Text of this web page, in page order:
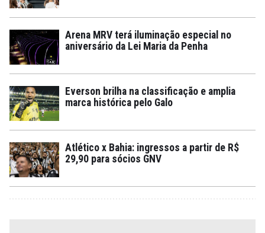
Arena MRV terá iluminação especial no
aniversário da Lei Maria da Penha
Everson brilha na classificação e amplia
marca histórica pelo Galo
Atlético x Bahia: ingressos a partir de R$
29,90 para sócios GNV